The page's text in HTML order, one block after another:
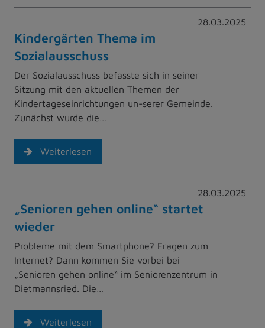
28.03.2025
Kindergärten Thema im
Sozialausschuss
Der Sozialausschuss befasste sich in seiner
Sitzung mit den aktuellen Themen der
Kindertageseinrichtungen un-serer Gemeinde.
Zunächst wurde die…
Weiterlesen
28.03.2025
„Senioren gehen online“ startet
wieder
Probleme mit dem Smartphone? Fragen zum
Internet? Dann kommen Sie vorbei bei
„Senioren gehen online“ im Seniorenzentrum in
Dietmannsried. Die…
Weiterlesen